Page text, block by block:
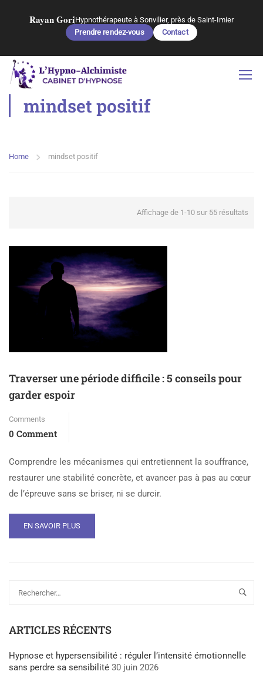
Rayan GoriHypnothérapeute à Sonvilier, près de Saint-Imier
Prendre rendez-vous
Contact
mindset positif
Home mindset positif
Affichage de 1-10 sur 55 résultats
Traverser une période difficile : 5 conseils pour
garder espoir
Comments
0 Comment
Comprendre les mécanismes qui entretiennent la souffrance,
restaurer une stabilité concrète, et avancer pas à pas au cœur
de l’épreuve sans se briser, ni se durcir.
EN SAVOIR PLUS
ARTICLES RÉCENTS
Hypnose et hypersensibilité : réguler l’intensité émotionnelle
sans perdre sa sensibilité 30 juin 2026